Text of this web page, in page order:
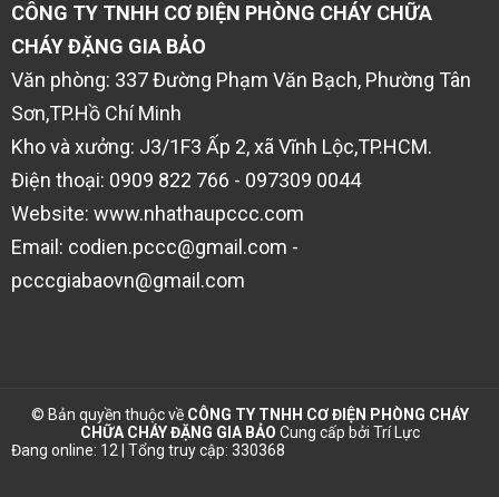
CÔNG TY TNHH CƠ ĐIỆN PHÒNG CHÁY CHỮA
CHÁY ĐẶNG GIA BẢO
Văn phòng: 337 Đường Phạm Văn Bạch, Phường Tân
Sơn,TP.Hồ Chí Minh
Kho và xưởng: J3/1F3 Ấp 2, xã Vĩnh Lộc,TP.HCM.
Điện thoại: 0909 822 766 - 097309 0044
Website: www.nhathaupccc.com
Email: codien.pccc@gmail.com -
pcccgiabaovn@gmail.com
© Bản quyền thuộc về CÔNG TY TNHH CƠ ĐIỆN PHÒNG CHÁY
CHỮA CHÁY ĐẶNG GIA BẢO Cung cấp bởi Trí Lực
Đang online: 12 | Tổng truy cập: 330368